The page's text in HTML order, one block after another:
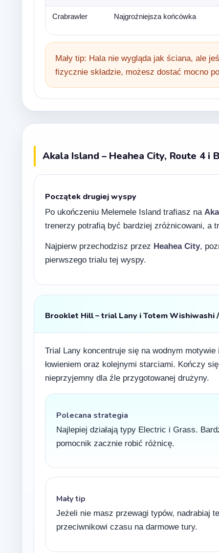
Crabrawler Najgroźniejsza końcówka
Mały tip: Hala nie wygląda jak ściana, ale
fizycznie składzie, możesz dostać mocno
Akala Island – Heahea City, Route 4 i
Początek drugiej wyspy
Po ukończeniu Melemele Island trafiasz na
trenerzy potrafią być bardziej zróżnicowani, a
Najpierw przechodzisz przez Heahea City,
pierwszego trialu tej wyspy.
Brooklet Hill – trial Lany i Totem Wishiwashi
Trial Lany koncentruje się na wodnym
łowieniem oraz kolejnymi starciami. Kończy
nieprzyjemny dla źle przygotowanej drużyny.
Polecana strategia
Najlepiej działają typy Electric i Grass.
pomocnik zacznie robić różnicę.
Mały tip
Jeżeli nie masz przewagi typów, nadrabiaj
przeciwnikowi czasu na darmowe tury.